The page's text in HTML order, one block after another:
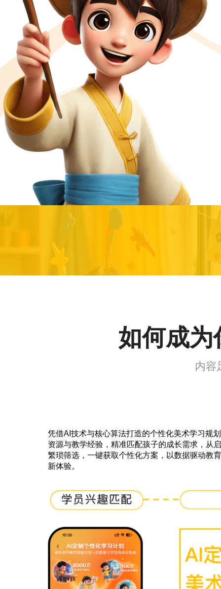
如何成为
内容
凭借AI技术与核心算法打造的个性化美术学习规
资源与教学经验，精准匹配孩子的成长需求，从
繁琐筛选，一键获取个性化方案，以数据驱动教
新体验。